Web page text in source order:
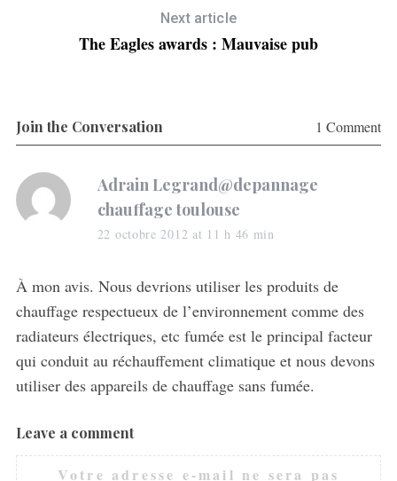
Next article
The Eagles awards : Mauvaise pub
Join the Conversation 1 Comment
s
a
y
:
Adrain Legrand@depannage
chauffage toulouse
22 octobre 2012 at 11 h 46 min
À mon avis. Nous devrions utiliser les produits de
chauffage respectueux de l’environnement comme des
radiateurs électriques, etc fumée est le principal facteur
qui conduit au réchauffement climatique et nous devons
utiliser des appareils de chauffage sans fumée.
L
e
Leave a comment
Votre adresse e-mail ne sera pas
h
f
r
: